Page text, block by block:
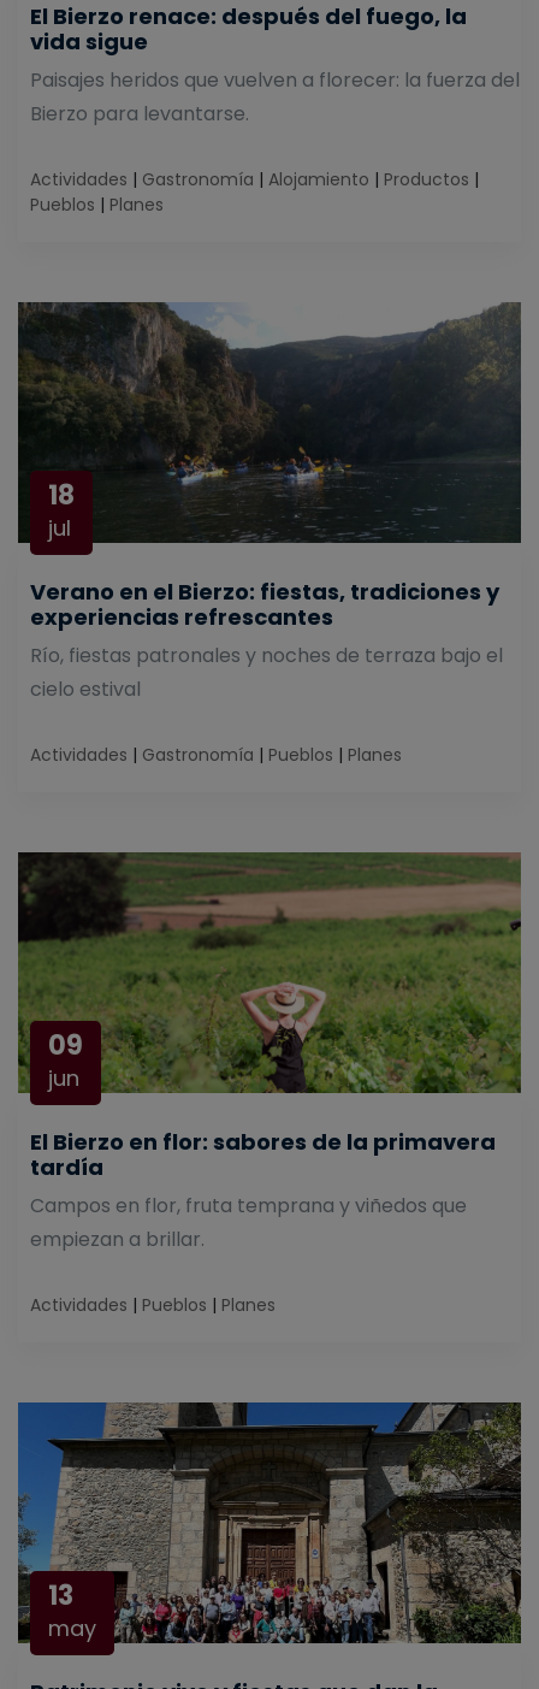
El Bierzo renace: después del fuego, la
vida sigue
Paisajes heridos que vuelven a florecer: la fuerza del
Bierzo para levantarse.
Actividades | Gastronomía | Alojamiento | Productos |
Pueblos | Planes
18
jul
Verano en el Bierzo: fiestas, tradiciones y
experiencias refrescantes
Río, fiestas patronales y noches de terraza bajo el
cielo estival
Actividades | Gastronomía | Pueblos | Planes
09
jun
El Bierzo en flor: sabores de la primavera
tardía
Campos en flor, fruta temprana y viñedos que
empiezan a brillar.
Actividades | Pueblos | Planes
13
may